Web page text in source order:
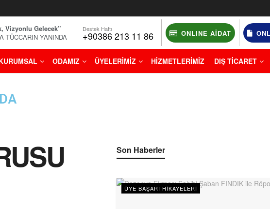
Vizyonlu Gelecek”
TÜCCARIN YANINDA
Destek Hattı
+90386 213 11 86 ONLINE AIDAT
ODAMIZ ÜYELERİMİZ HİZMETLERİMİZ DIŞ TİCARET
Son Haberler
ÜYE BAŞARI HIKAYELERI